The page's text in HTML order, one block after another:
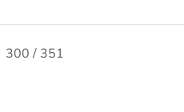
300 / 351